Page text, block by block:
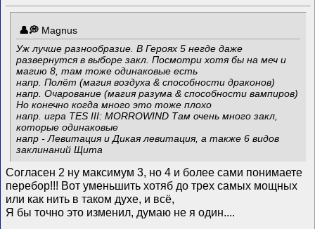
Magnus
Уж лучше разнообразие. В Героях 5 негде даже
развернутся в выборе закл. Посмотри хотя бы на меч и
магию 8, там тоже одинаковые есть
напр. Полёт (магия воздуха & способности драконов)
напр. Очарование (магия разума & способности вампиров)
Но конечно когда много это тоже плохо
напр. игра TES III: MORROWIND Там очень много закл,
которые одинаковые
напр - Левитация и Дикая левитация, а также 6 видов
заклинаний Щита
Согласен 2 ну максимум 3, но 4 и более сами понимаете
перебор!!! Вот уменьшить хотяб до трех самых мощных
или как нить в таком духе, и всё,
Я бы точно это изменил, думаю не я один....